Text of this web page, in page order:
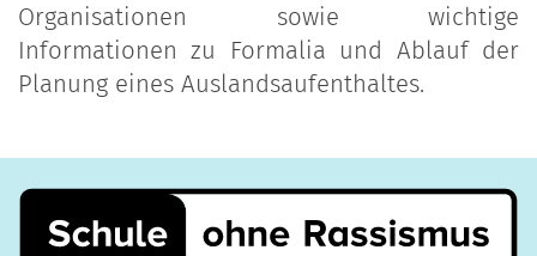
Organisationen sowie wichtige
Informationen zu Formalia und Ablauf der
Planung eines Auslandsaufenthaltes.